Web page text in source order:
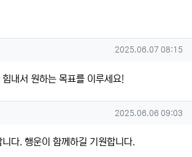
작성일
2025.06.07 08:15
내서 원하는 목표를 이루세요!
글 작성일
2025.06.06 09:03
다. 행운이 함께하길 기원합니다.